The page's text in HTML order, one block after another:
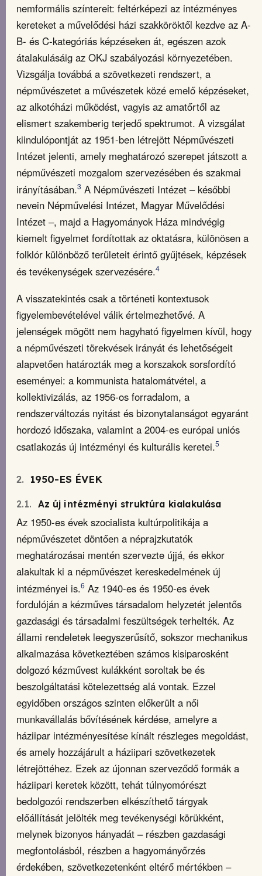
nemformális színtereit: feltérképezi az intézményes
kereteket a művelődési házi szakköröktől kezdve az A-
B- és C-kategóriás képzéseken át, egészen azok
átalakulásáig az OKJ szabályozási környezetében.
Vizsgálja továbbá a szövetkezeti rendszert, a
népművészetet a művészetek közé emelő képzéseket,
az alkotóházi működést, vagyis az amatőrtől az
elismert szakemberig terjedő spektrumot. A vizsgálat
kiindulópontját az 1951-ben létrejött Népművészeti
Intézet jelenti, amely meghatározó szerepet játszott a
népművészeti mozgalom szervezésében és szakmai
irányításában.3 A Népművészeti Intézet – későbbi
nevein Népművelési Intézet, Magyar Művelődési
Intézet ‒, majd a Hagyományok Háza mindvégig
kiemelt figyelmet fordítottak az oktatásra, különösen a
folklór különböző területeit érintő gyűjtések, képzések
és tevékenységek szervezésére.4
A visszatekintés csak a történeti kontextusok
figyelembevételével válik értelmezhetővé. A
jelenségek mögött nem hagyható figyelmen kívül, hogy
a népművészeti törekvések irányát és lehetőségeit
alapvetően határozták meg a korszakok sorsfordító
eseményei: a kommunista hatalomátvétel, a
kollektivizálás, az 1956-os forradalom, a
rendszerváltozás nyitást és bizonytalanságot egyaránt
hordozó időszaka, valamint a 2004-es európai uniós
csatlakozás új intézményi és kulturális keretei.5
2. 1950-ES ÉVEK
2.1. Az új intézményi struktúra kialakulása
Az 1950-es évek szocialista kultúrpolitikája a
népművészetet döntően a néprajzkutatók
meghatározásai mentén szervezte újjá, és ekkor
alakultak ki a népművészet kereskedelmének új
intézményei is.6 Az 1940-es és 1950-es évek
fordulóján a kézműves társadalom helyzetét jelentős
gazdasági és társadalmi feszültségek terhelték. Az
állami rendeletek leegyszerűsítő, sokszor mechanikus
alkalmazása következtében számos kisiparosként
dolgozó kézművest kulákként soroltak be és
beszolgáltatási kötelezettség alá vontak. Ezzel
egyidőben országos szinten előkerült a női
munkavállalás bővítésének kérdése, amelyre a
háziipar intézményesítése kínált részleges megoldást,
és amely hozzájárult a háziipari szövetkezetek
létrejöttéhez. Ezek az újonnan szerveződő formák a
háziipari keretek között, tehát túlnyomórészt
bedolgozói rendszerben elkészíthető tárgyak
előállítását jelölték meg tevékenységi körükként,
melynek bizonyos hányadát – részben gazdasági
megfontolásból, részben a hagyományőrzés
érdekében, szövetkezetenként eltérő mértékben –